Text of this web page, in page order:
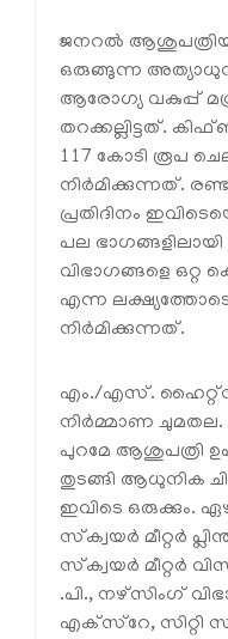
ജനറല്‍
ഒരുങ്ങുന്ന
ആരോഗ്യ വകുപ്പ്
തറക്കല്ലിട്ടത്.
117 കോടി രൂപ
നിര്‍മിക്കുന്നത്.
പ്രതിദിനം
പല ഭാഗങ്ങളിലായി
വിഭാഗങ്ങളെ ഒറ്റ
എന്ന
നിര്‍മിക്കുന്നത്.
എം./എസ്.
നിര്‍മ്മാണ ചുമതല.
പുറമേ ആശുപത്രി
തുടങ്ങി ആധുനിക
ഇവിടെ ഒരുക്കും.
സ്‌ക്വയര്‍ മീറ്റര്‍
സ്‌ക്വയര്‍ മീറ്റര്‍
.പി., നഴ്‌സിംഗ്
എക്‌സ്‌റേ, സിറ്റി